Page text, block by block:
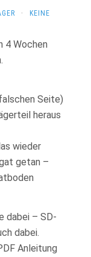
·
KEINE
4 Wochen
Seite)
heraus
wieder
getan –
dabei – SD-
dabei.
Anleitung